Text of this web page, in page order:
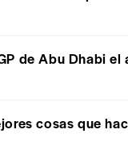
de Abu Dhabi el
cosas que